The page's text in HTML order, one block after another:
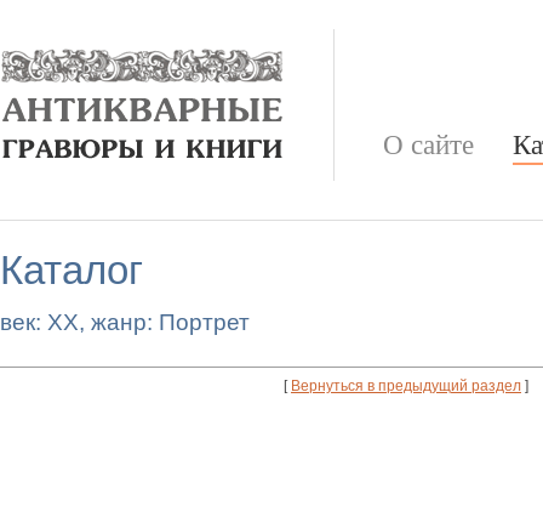
О сайте
Каталог
век: XX, жанр: Портрет
[ Вернуться в предыдущий раздел ]